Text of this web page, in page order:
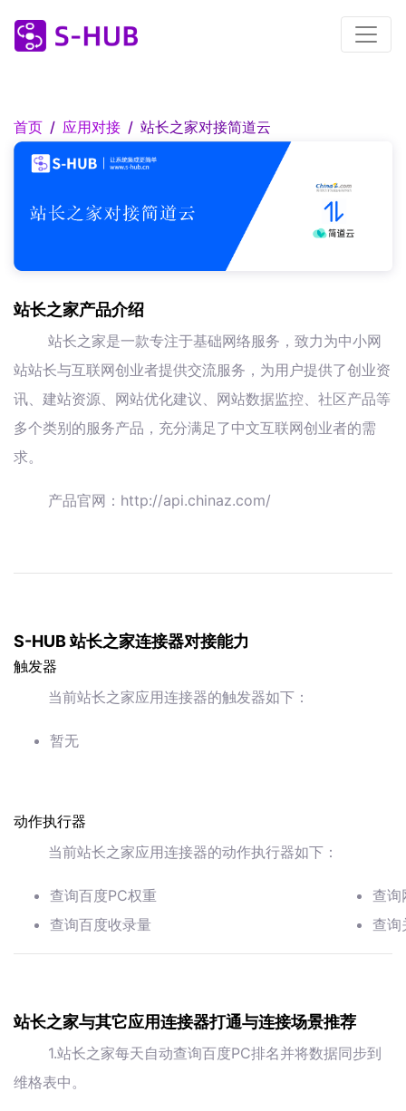
首页 应用对接 站长之家对接简道云
站长之家产品介绍
站长之家是一款专注于基础网络服务，致力为中小网
站站长与互联网创业者提供交流服务，为用户提供了创业资
讯、建站资源、网站优化建议、网站数据监控、社区产品等
多个类别的服务产品，充分满足了中文互联网创业者的需
求。
产品官网：http://api.chinaz.com/
S-HUB 站长之家连接器对接能力
触发器
当前站长之家应用连接器的触发器如下：
暂无
动作执行器
当前站长之家应用连接器的动作执行器如下：
查询百度PC权重
查询百度收录量
查询
查询
站长之家与其它应用连接器打通与连接场景推荐
1.站长之家每天自动查询百度PC排名并将数据同步到
维格表中。